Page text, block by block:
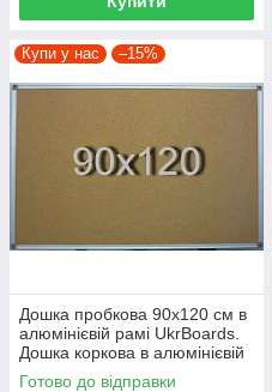
Купи у нас –15%
Дошка пробкова 90х120 см в
алюмінієвій рамі UkrBoards.
Дошка коркова в алюмінієвій
рамі
Готово до відправки